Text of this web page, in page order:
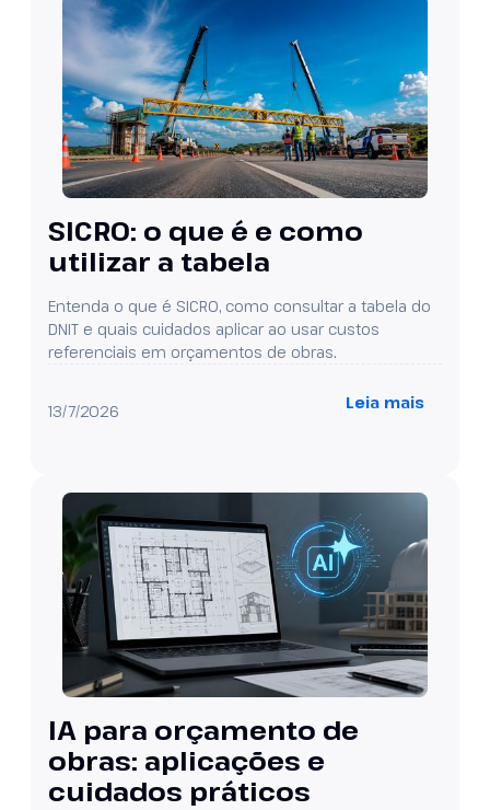
SICRO: o que é e como
utilizar a tabela
Entenda o que é SICRO, como consultar a tabela do
DNIT e quais cuidados aplicar ao usar custos
referenciais em orçamentos de obras.
13/7/2026 Leia mais
IA para orçamento de
obras: aplicações e
cuidados práticos